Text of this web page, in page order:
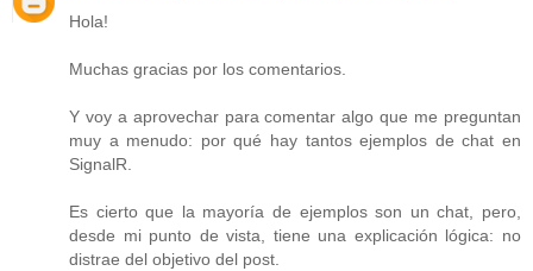
Hola!
Muchas gracias por los comentarios.
Y voy a aprovechar para comentar algo que me preguntan
muy a menudo: por qué hay tantos ejemplos de chat en
SignalR.
Es cierto que la mayoría de ejemplos son un chat, pero,
desde mi punto de vista, tiene una explicación lógica: no
distrae del objetivo del post.